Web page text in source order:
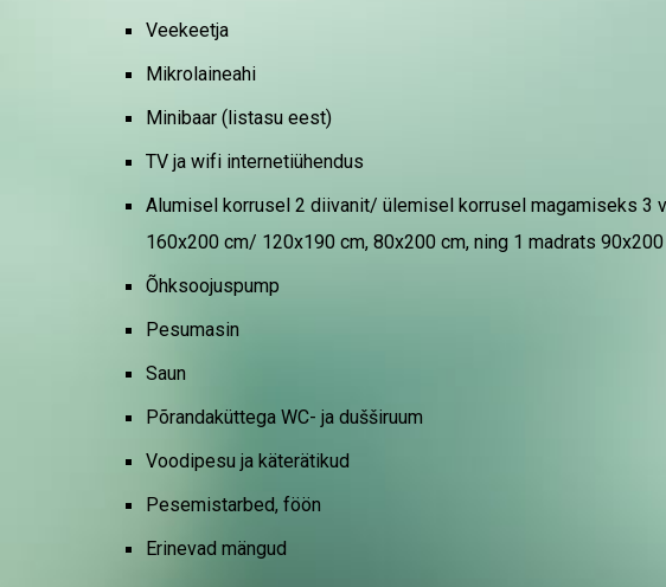
Veekeetja
Mikrolaineahi
Minibaar (listasu eest)
TV jawifi internetiühendus
Alumisel korrusel 2 diivanit/ ülemisel korrusel magamiseks 3
160x200 cm/ 120x190 cm, 80x200 cm, ning 1 madrats
Õhksoojuspump
Pesumasin
Saun
Põrandaküttega WC- ja dušširuum
Voodipesu ja käterätikud
Pesemistarbed, föön
Erinevad mängud